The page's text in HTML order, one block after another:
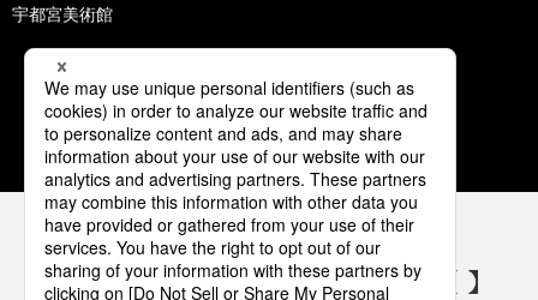
宇都宮美術館
1 2 3 4 5
パナソニックの電気設備 SNSアカウント